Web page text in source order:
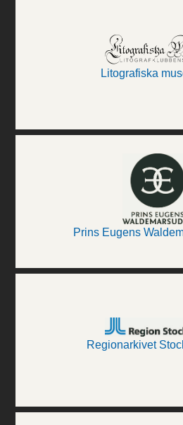
Litografiska
Prins Eugens
Regionarkivet